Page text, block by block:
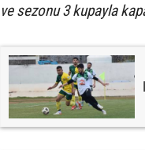
ve sezonu 3 kupayla